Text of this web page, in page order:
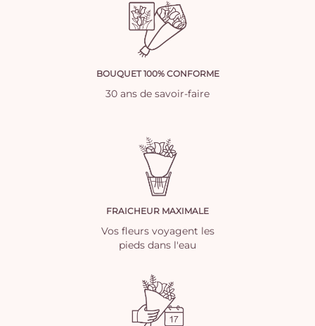
BOUQUET 100% CONFORME
30 ans de savoir-faire
FRAICHEUR MAXIMALE
Vos fleurs voyagent les
pieds dans l'eau